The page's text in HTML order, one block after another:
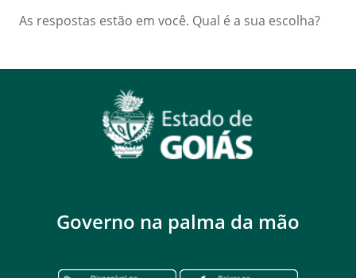
As respostas estão em você. Qual é a sua escolha?
Governo na palma da mão